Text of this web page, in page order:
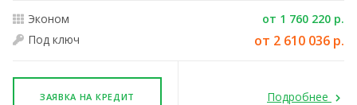
Эконом
от 1 760 220 р.
Под ключ
от 2 610 036 р.
ЗАЯВКА НА КРЕДИТ Подробнее